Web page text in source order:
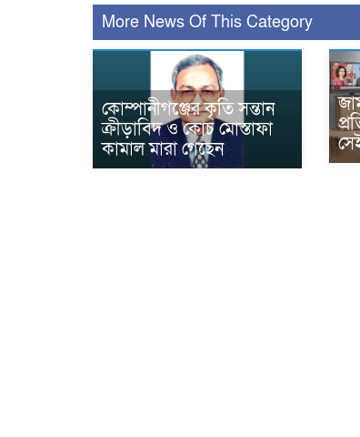
More News Of This Category
কোম্পানীগঞ্জের কৃতি সন্তান
ক্রীড়াবিদ ও কোচ মোস্তাফা
কামাল মারা গেছেন